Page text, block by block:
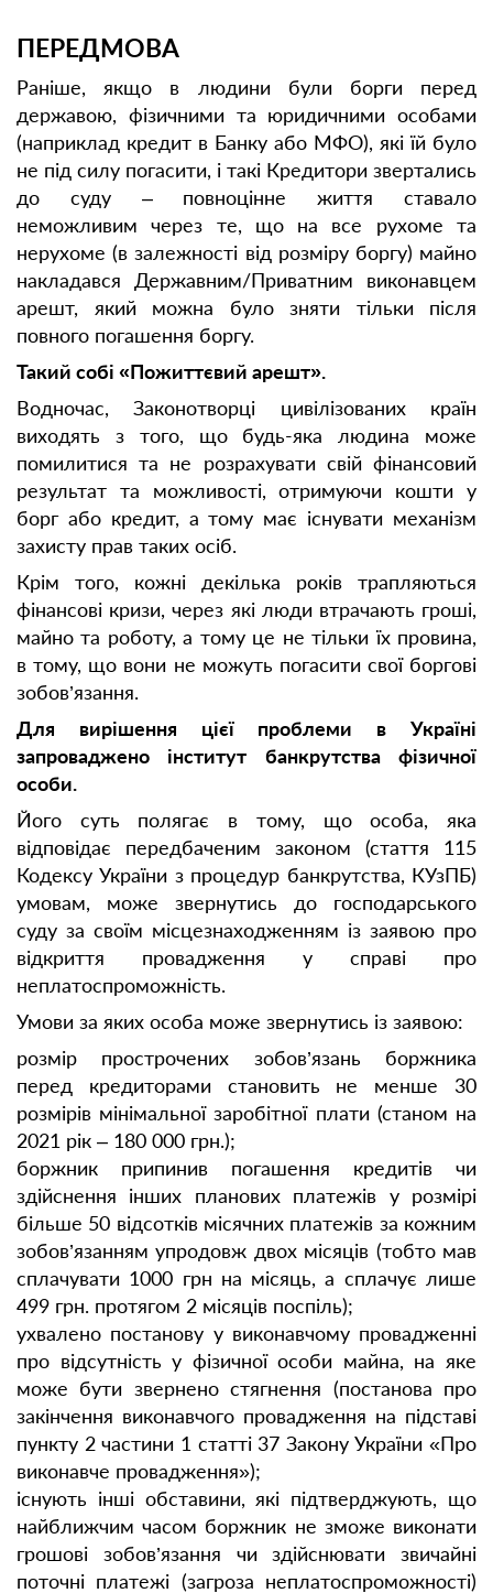
ПЕРЕДМОВА
Раніше, якщо в людини були борги перед
державою, фізичними та юридичними особами
(наприклад кредит в Банку або МФО), які їй було
не під силу погасити, і такі Кредитори звертались
до суду – повноцінне життя ставало
неможливим через те, що на все рухоме та
нерухоме (в залежності від розміру боргу) майно
накладався Державним/Приватним виконавцем
арешт, який можна було зняти тільки після
повного погашення боргу.
Такий собі «Пожиттєвий арешт».
Водночас, Законотворці цивілізованих країн
виходять з того, що будь-яка людина може
помилитися та не розрахувати свій фінансовий
результат та можливості, отримуючи кошти у
борг або кредит, а тому має існувати механізм
захисту прав таких осіб.
Крім того, кожні декілька років трапляються
фінансові кризи, через які люди втрачають гроші,
майно та роботу, а тому це не тільки їх провина,
в тому, що вони не можуть погасити свої боргові
зобов’язання.
Для вирішення цієї проблеми в Україні
запроваджено інститут банкрутства фізичної
особи.
Його суть полягає в тому, що особа, яка
відповідає передбаченим законом (стаття 115
Кодексу України з процедур банкрутства, КУзПБ)
умовам, може звернутись до господарського
суду за своїм місцезнаходженням із заявою про
відкриття провадження у справі про
неплатоспроможність.
Умови за яких особа може звернутись із заявою:
розмір прострочених зобов’язань боржника
перед кредиторами становить не менше 30
розмірів мінімальної заробітної плати (станом на
2021 рік – 180 000 грн.);
боржник припинив погашення кредитів чи
здійснення інших планових платежів у розмірі
більше 50 відсотків місячних платежів за кожним
зобов’язанням упродовж двох місяців (тобто мав
сплачувати 1000 грн на місяць, а сплачує лише
499 грн. протягом 2 місяців поспіль);
ухвалено постанову у виконавчому провадженні
про відсутність у фізичної особи майна, на яке
може бути звернено стягнення (постанова про
закінчення виконавчого провадження на підставі
пункту 2 частини 1 статті 37 Закону України «Про
виконавче провадження»);
існують інші обставини, які підтверджують, що
найближчим часом боржник не зможе виконати
грошові зобов’язання чи здійснювати звичайні
поточні платежі (загроза неплатоспроможності)